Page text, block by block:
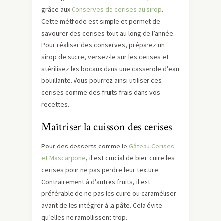
grâce aux Conserves de cerises au sirop.
Cette méthode est simple et permet de
savourer des cerises tout au long de l’année.
Pour réaliser des conserves, préparez un
sirop de sucre, versez-le sur les cerises et
stérilisez les bocaux dans une casserole d’eau
bouillante. Vous pourrez ainsi utiliser ces
cerises comme des fruits frais dans vos
recettes.
Maîtriser la cuisson des cerises
Pour des desserts comme le Gâteau Cerises
et Mascarpone, il est crucial de bien cuire les
cerises pour ne pas perdre leur texture.
Contrairement à d’autres fruits, il est
préférable de ne pas les cuire ou caraméliser
avant de les intégrer à la pâte. Cela évite
qu’elles ne ramollissent trop.